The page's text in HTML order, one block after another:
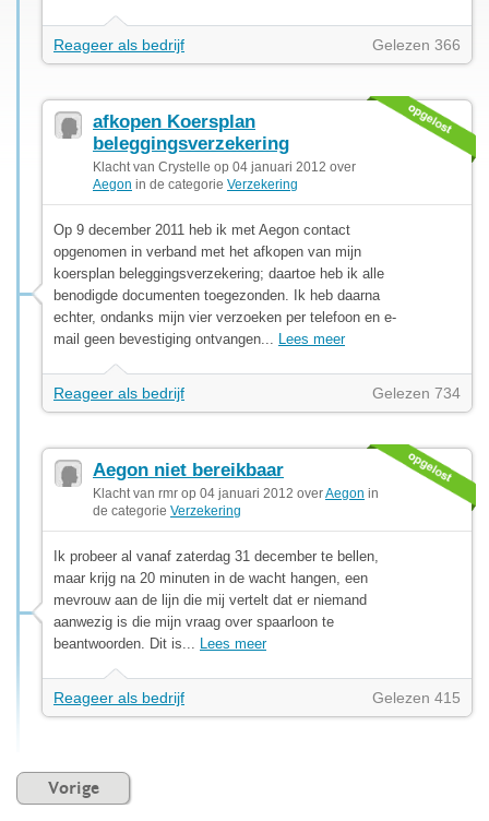
Reageer als bedrijf Gelezen 366
afkopen Koersplan
beleggingsverzekering
Klacht van Crystelle op 04 januari 2012 over
Aegon in de categorie Verzekering
Op 9 december 2011 heb ik met Aegon contact
opgenomen in verband met het afkopen van mijn
koersplan beleggingsverzekering; daartoe heb ik alle
benodigde documenten toegezonden. Ik heb daarna
echter, ondanks mijn vier verzoeken per telefoon en e-
mail geen bevestiging ontvangen... Lees meer
Reageer als bedrijf Gelezen 734
Aegon niet bereikbaar
Klacht van rmr op 04 januari 2012 overAegon in
de categorie Verzekering
Ik probeer al vanaf zaterdag 31 december te bellen,
maar krijg na 20 minuten in de wacht hangen, een
mevrouw aan de lijn die mij vertelt dat er niemand
aanwezig is die mijn vraag over spaarloon te
beantwoorden. Dit is... Lees meer
Reageer als bedrijf Gelezen 415
Vorige